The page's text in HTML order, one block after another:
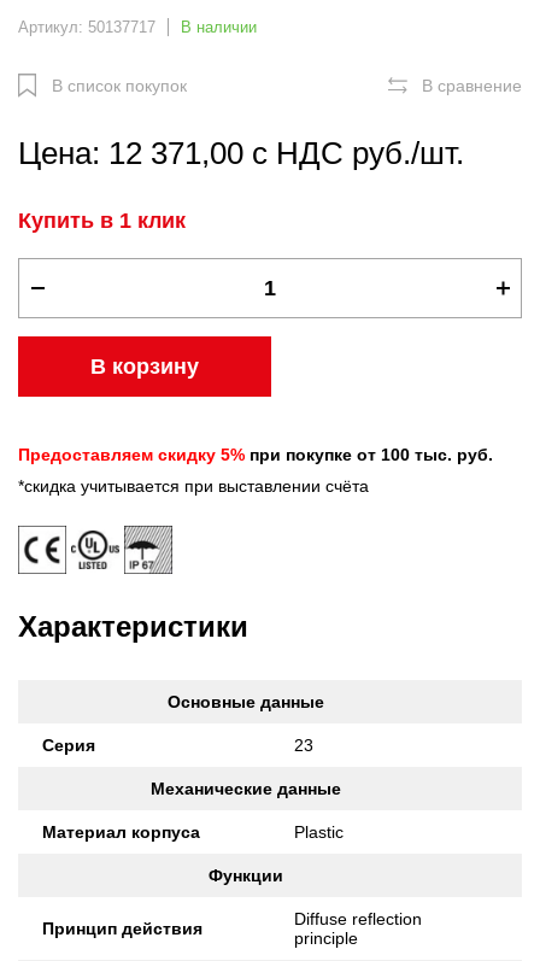
Артикул: 50137717 В наличии
В список покупок В сравнение
Цена: 12 371,00 с НДС руб./шт.
Купить в 1 клик
В корзину
Предоставляем скидку 5% при покупке от 100 тыс. руб.
*скидка учитывается при выставлении счёта
Характеристики
Основные данные
Серия 23
Механические данные
Материал корпуса Plastic
Функции
Принцип действия
Diffuse reflection
principle